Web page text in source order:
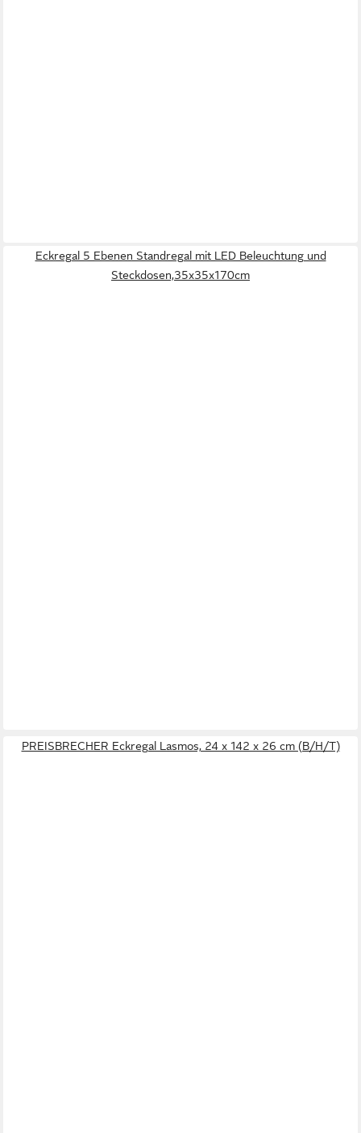
Eckregal 5 Ebenen Standregal mit LED Beleuchtung und
Steckdosen,35x35x170cm
PREISBRECHER Eckregal Lasmos, 24 x 142 x 26 cm (B/H/T)